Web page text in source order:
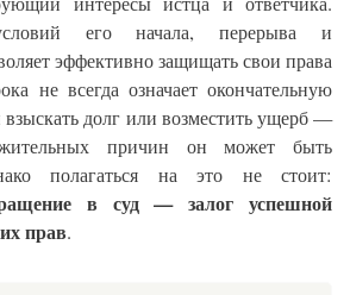
его начала, перерыва и
эффективно защищать свои права
не всегда означает окончательную
взыскать долг или возместить ущерб —
причин он может быть
полагаться на это не стоит:
в суд — залог успешной
прав.